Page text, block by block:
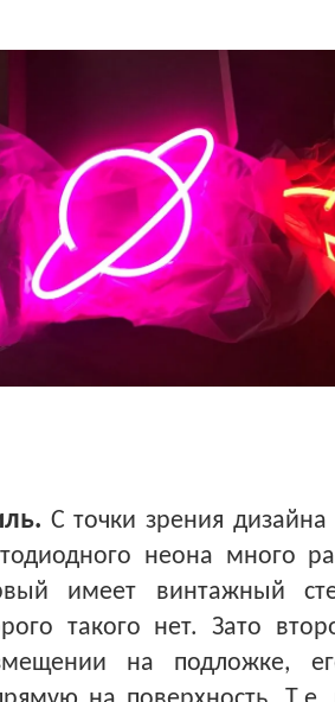
С точки зрения
неона много
имеет винтажный
такого нет. Зато
на подложке,